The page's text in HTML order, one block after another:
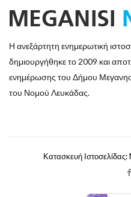
Η ανεξάρτητη ενημερωτική
δημιουργήθηκε το 2009 και
ενημέρωσης του Δήμου
του Νομού Λευκάδας.
Κατασκευή